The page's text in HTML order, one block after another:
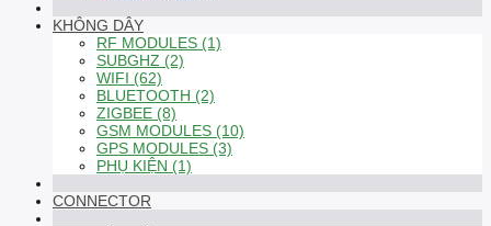
KHÔNG DÂY
RF MODULES (1)
SUBGHZ (2)
WIFI (62)
BLUETOOTH (2)
ZIGBEE (8)
GSM MODULES (10)
GPS MODULES (3)
PHỤ KIỆN (1)
CONNECTOR